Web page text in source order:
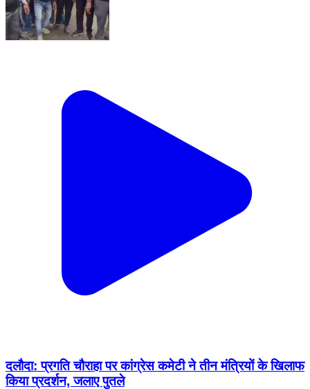
दलौदा: प्रगति चौराहा पर कांग्रेस कमेटी ने तीन मंत्रियों के खिलाफ
किया प्रदर्शन, जलाए पुतले